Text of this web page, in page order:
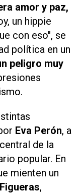
amor y paz,
un hippie
con eso", se
política en un
peligro muy
Eva Perón, a
de la
popular. En
mienten un
,